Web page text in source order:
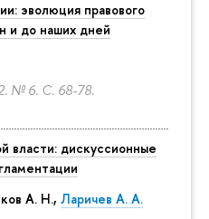
эволюция правового
и до наших дней
№ 6. С. 68-78.
власти: дискуссионные
А. Н., Ларичев А. А.